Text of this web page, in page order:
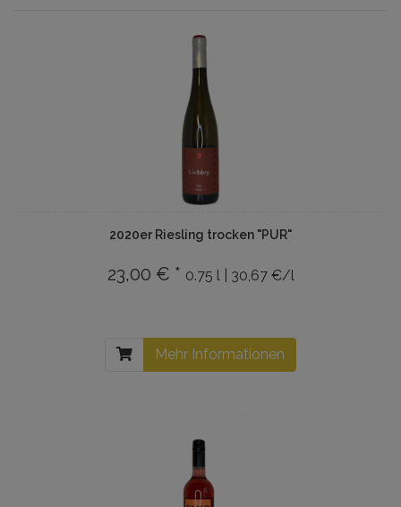
2020er Riesling trocken "PUR"
23,00 € * 0.75 l | 30,67 €/l
Mehr Informationen